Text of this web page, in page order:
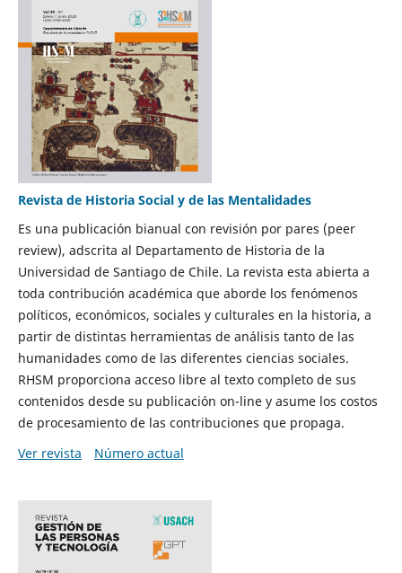
Revista de Historia Social y de las Mentalidades
Es una publicación bianual con revisión por pares (peer
review), adscrita al Departamento de Historia de la
Universidad de Santiago de Chile. La revista esta abierta a
toda contribución académica que aborde los fenómenos
políticos, económicos, sociales y culturales en la historia, a
partir de distintas herramientas de análisis tanto de las
humanidades como de las diferentes ciencias sociales.
RHSM proporciona acceso libre al texto completo de sus
contenidos desde su publicación on-line y asume los costos
de procesamiento de las contribuciones que propaga.
Ver revista
Número actual